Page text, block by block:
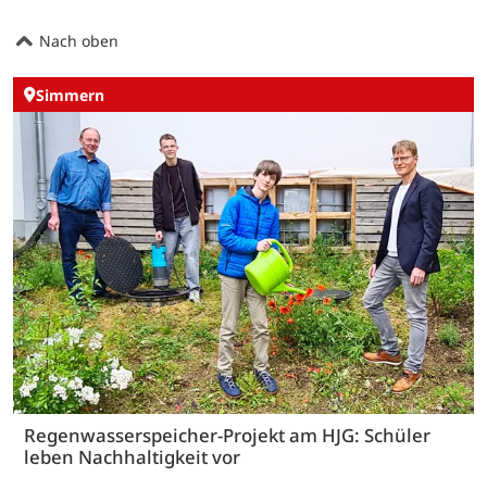
Nach oben
Simmern
Regenwasserspeicher-Projekt am HJG: Schüler
leben Nachhaltigkeit vor